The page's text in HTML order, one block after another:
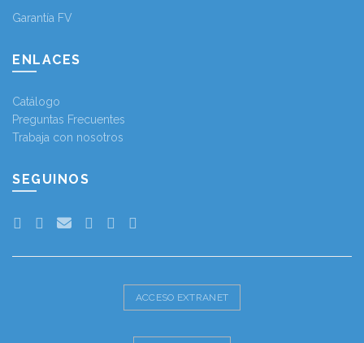
Garantía FV
ENLACES
Catálogo
Preguntas Frecuentes
Trabaja con nosotros
SEGUINOS
ACCESO EXTRANET